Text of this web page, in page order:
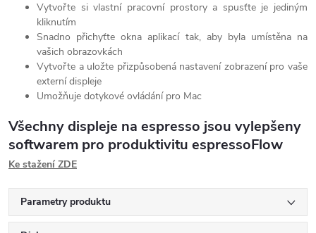
Vytvořte si vlastní pracovní prostory a spusťte je jediným
kliknutím
Snadno přichyťte okna aplikací tak, aby byla umístěna na
vašich obrazovkách
Vytvořte a uložte přizpůsobená nastavení zobrazení pro vaše
externí displeje
Umožňuje dotykové ovládání pro Mac
Všechny displeje na espresso jsou vylepšeny
softwarem pro produktivitu espressoFlow
Ke stažení ZDE
Parametry produktu